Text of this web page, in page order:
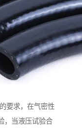
要求，在气密性
，当液压试验合